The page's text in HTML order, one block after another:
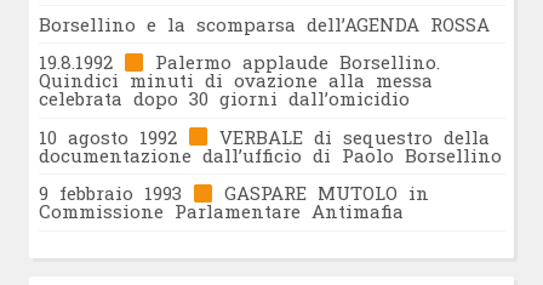
Borsellino e la scomparsa dell’AGENDA ROSSA
19.8.1992
Palermo applaude Borsellino.
Quindici minuti di ovazione alla messa
celebrata dopo 30 giorni dall’omicidio
10 agosto 1992
VERBALE di sequestro della
documentazione dall’ufficio di Paolo Borsellino
9 febbraio 1993
GASPARE MUTOLO in
Commissione Parlamentare Antimafia